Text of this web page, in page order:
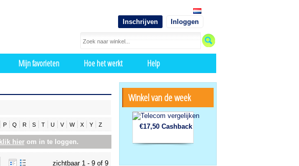
Inschrijven Inloggen
Mijn favorieten Hoe het werkt Help
P Q R S T U V W X Y Z
klik hierom in te loggen.
zichtbaar 1 - 9 of 9
Winkel van de week
€17,50 Cashback